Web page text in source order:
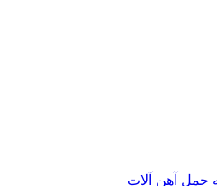
حمل آهن آلات